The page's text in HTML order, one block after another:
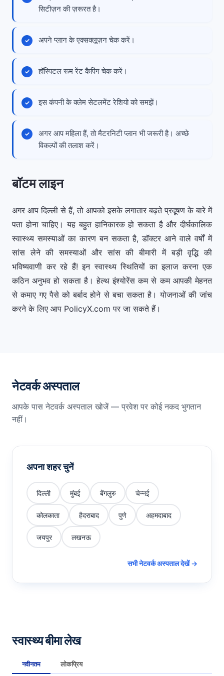
सिटीज़न की ज़रूरत है।
अपने प्लान के एक्सक्लूज़न चेक करें।
हॉस्पिटल रूम रेंट कैपिंग चेक करें।
इस कंपनी के क्लेम सेटलमेंट रेशियो को समझें।
अगर आप महिला हैं, तो मैटरनिटी प्लान भी जरूरी है। अच्छे
विकल्पों की तलाश करें।
बॉटम लाइन
अगर आप दिल्ली से हैं, तो आपको इसके लगातार बढ़ते प्रदूषण के बारे में
पता होना चाहिए। यह बहुत हानिकारक हो सकता है और दीर्घकालिक
स्वास्थ्य समस्याओं का कारण बन सकता है, डॉक्टर आने वाले वर्षों में
सांस लेने की समस्याओं और सांस की बीमारी में बड़ी वृद्धि की
भविष्यवाणी कर रहे हैं! इन स्वास्थ्य स्थितियों का इलाज करना एक
कठिन अनुभव हो सकता है। हेल्थ इंश्योरेंस कम से कम आपकी मेहनत
से कमाए गए पैसे को बर्बाद होने से बचा सकता है। योजनाओं की जांच
करने के लिए आप PolicyX.com पर जा सकते हैं।
नेटवर्क अस्पताल
आपके पास नेटवर्क अस्पताल खोजें — प्रवेश पर कोई नकद भुगतान
नहीं।
अपना शहर चुनें
दिल्ली मुंबई बेंगलुरु चेन्नई
कोलकाता हैदराबाद पुणे अहमदाबाद
जयपुर लखनऊ
सभी नेटवर्क अस्पताल देखें →
स्वास्थ्य बीमा लेख
नवीनतम लोकप्रिय